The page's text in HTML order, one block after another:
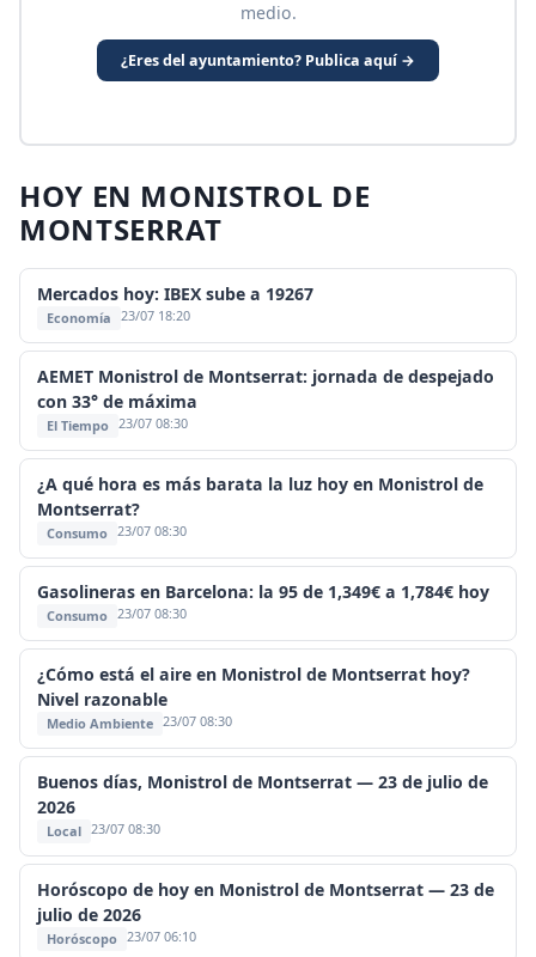
medio.
¿Eres del ayuntamiento? Publica aquí →
HOY EN MONISTROL DE
MONTSERRAT
Mercados hoy: IBEX sube a 19267
Economía 23/07 18:20
AEMET Monistrol de Montserrat: jornada de despejado
con 33° de máxima
El Tiempo 23/07 08:30
¿A qué hora es más barata la luz hoy en Monistrol de
Montserrat?
Consumo 23/07 08:30
Gasolineras en Barcelona: la 95 de 1,349€ a 1,784€ hoy
Consumo 23/07 08:30
¿Cómo está el aire en Monistrol de Montserrat hoy?
Nivel razonable
Medio Ambiente 23/07 08:30
Buenos días, Monistrol de Montserrat — 23 de julio de
2026
Local 23/07 08:30
Horóscopo de hoy en Monistrol de Montserrat — 23 de
julio de 2026
Horóscopo 23/07 06:10